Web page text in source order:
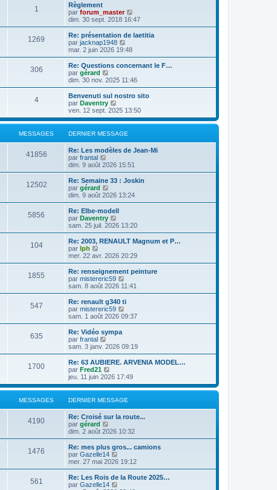
u
l
r
l
e
e
n
i
e
m
e
s
s
a
g
1
Règlement
par forum_master
o
n
s
r
l
e
e
n
i
m
e
s
a
g
dim. 30 sept. 2018 16:47
1269
Re: présentation de laetitia
par jacknap1948
o
n
s
l
e
r
l
e
d
r
n
i
r
m
e
s
a
mar. 2 juin 2026 19:48
306
Re: Questions concernant le F…
par gérard
o
n
s
u
l
e
r
l
e
d
r
n
i
r
m
e
s
s
a
g
dim. 30 nov. 2025 11:46
4
Benvenuti sul nostro sito
par Daventry
o
n
s
u
e
e
d
r
n
r
m
e
s
a
g
e
ven. 12 sept. 2025 13:50
MESSAGES DERNIER MESSAGE
41856
Re: Les modèles de Jean-Mi
par frantal
o
n
s
u
l
e
r
l
e
e
n
i
e
r
m
e
s
s
a
g
e
dim. 9 août 2026 15:51
12502
Re: Semaine 33 : Joskin
par gérard
o
n
s
u
l
e
r
l
e
e
r
n
i
e
r
m
e
s
a
g
e
dim. 9 août 2026 13:24
5856
Re: Elbe-modell
par Daventry
o
n
s
l
r
l
e
e
r
n
i
e
m
e
s
a
g
e
sam. 25 juil. 2026 13:20
104
Re: 2003, RENAULT Magnum et P…
par lph
o
n
s
u
l
e
r
l
e
e
r
n
i
e
r
m
e
s
s
a
g
e
mer. 22 avr. 2026 20:29
1855
Re: renseignement peinture
par mistereric59
o
n
s
l
l
e
e
n
i
r
m
e
s
a
g
sam. 8 août 2026 11:41
547
Re: renault g340 ti
par mistereric59
o
n
l
e
r
e
d
r
n
i
r
m
e
s
a
g
sam. 1 août 2026 09:37
635
Re: Vidéo sympa
par frantal
o
n
s
u
l
e
r
l
e
d
e
r
n
i
e
r
m
e
s
sam. 3 janv. 2026 09:19
1700
Re: 63 AUBIERE. ARVENIA MODEL…
par Fred21
o
n
s
u
e
l
e
d
e
r
n
i
e
jeu. 11 juin 2026 17:49
MESSAGES DERNIER MESSAGE
4190
Re: Croisé sur la route...
par gérard
o
n
s
u
l
r
l
dim. 2 août 2026 10:32
1476
Re: mes plus gros... camions
par Gazelle14
o
n
s
mer. 27 mai 2026 19:12
561
Re: Les Rois de la Route 2025…
par Gazelle14